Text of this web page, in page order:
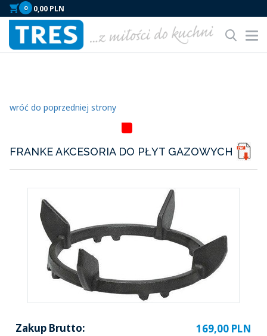
0
wróć do poprzedniej strony
HITLISTA
FRANKE AKCESORIA DO PŁYT GAZOWYCH
Zakup Brutto: 169,00 PLN